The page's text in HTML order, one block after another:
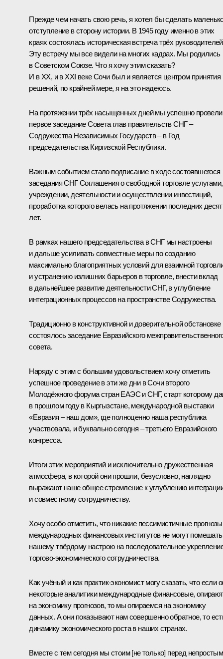
Прежде чем начать свою речь, я хотел бы сделать
отступление в сторону истории. В 1945 году именно в этих
краях состоялась историческая встреча трёх
Эту встречу мы все видели на многих кадрах. Мы родились
в Советском Союзе. Что я хочу этим сказать?
И в XX, и в XXI веке Сочи был и является центром принятия
решений, по крайней мере, я на это надеюсь.
На протяжении трёх насыщенных дней мы успешно провели
первое заседание Совета глав правительств СНГ –
Содружества Независимых Государств – в Год
председательства Киргизской Республики.
Важным событием стало подписание в ходе состоявшегося
заседания СНГ Соглашения о свободной торговле услугами,
учреждении, деятельности и осуществлении инвестиций,
проработка которого велась на протяжении последних
лет.
В рамках нашего председательства в СНГ мы настроены
и дальше усиливать совместные меры по созданию
максимально благоприятных условий для взаимной
и устранению излишних барьеров в торговле, внести вклад
в дальнейшее развитие деятельности СНГ, в углубление
интеграционных процессов на пространстве Содружества.
Традиционно в конструктивной и доверительной обстановке
состоялось заседание Евразийского
совета.
Наряду с этим с большим удовольствием хочу отметить
успешное проведение в эти же дни в Сочи второго
Молодёжного форума стран ЕАЭС и СНГ, старт которому
в прошлом году в Кыргызстане, международной выставки
«Евразия – наш дом», где полноценно наша республика
участвовала, и буквально сегодня – третьего Евразийского
конгресса.
Итоги этих мероприятий и исключительно дружественная
атмосфера, в которой они прошли, безусловно, наглядно
выражают наше общее стремление к углублению
и совместному сотрудничеству.
Хочу особо отметить, что никакие пессимистичные прогнозы
международных финансовых институтов не могут помешать
нашему твёрдому настрою на последовательное
торгово-экономического сотрудничества.
Как учёный и как практик-экономист могу сказать, что если
некоторые аналитики международные финансовые,
на экономику прогнозов, то мы опираемся на экономику
данных. А они показывают нам совершенно обратное, то
динамику экономического роста в наших странах.
Вместе с тем сегодня мы стоим [не только] перед